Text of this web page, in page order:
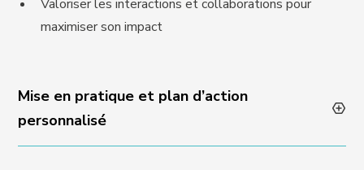
Valoriser les interactions et collaborations pour
maximiser son impact
Mise en pratique et plan d’action
personnalisé